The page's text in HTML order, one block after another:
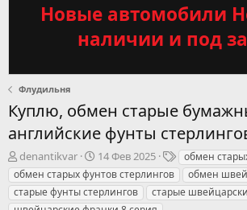
Новые автомобили
наличии и под
Флудильня
Куплю, обмен старые
английские фунты
А
в
т
о
denantikvar
Д
а
т
а
14 Фев 2025
Т
е
г
и
обмен
обмен старых фунтов стерлингов
обмен
старые фунты стерлингов
старые